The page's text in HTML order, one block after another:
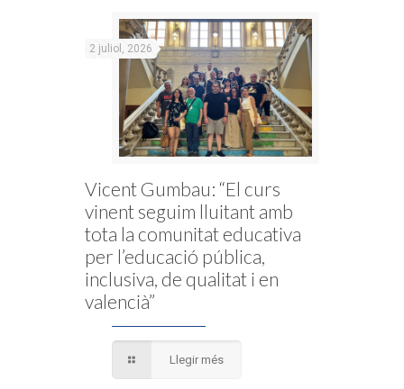
2 juliol, 2026
Vicent Gumbau: “El curs
vinent seguim lluitant amb
tota la comunitat educativa
per l’educació pública,
inclusiva, de qualitat i en
valencià”
Llegir més